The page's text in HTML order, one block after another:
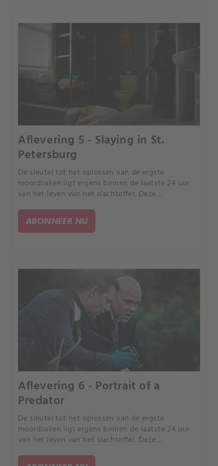
Aflevering 5 - Slaying in St.
Petersburg
De sleutel tot het oplossen van de ergste
moordzaken ligt ergens binnen de laatste 24 uur
van het leven van het slachtoffer. Deze
volgt rechercheurs die gebeurtenissen
reconstrueren in dat tijdsbestek.
ABONNEER NU
Aflevering 6 - Portrait of a
Predator
De sleutel tot het oplossen van de ergste
moordzaken ligt ergens binnen de laatste 24 uur
van het leven van het slachtoffer. Deze
volgt rechercheurs die gebeurtenissen